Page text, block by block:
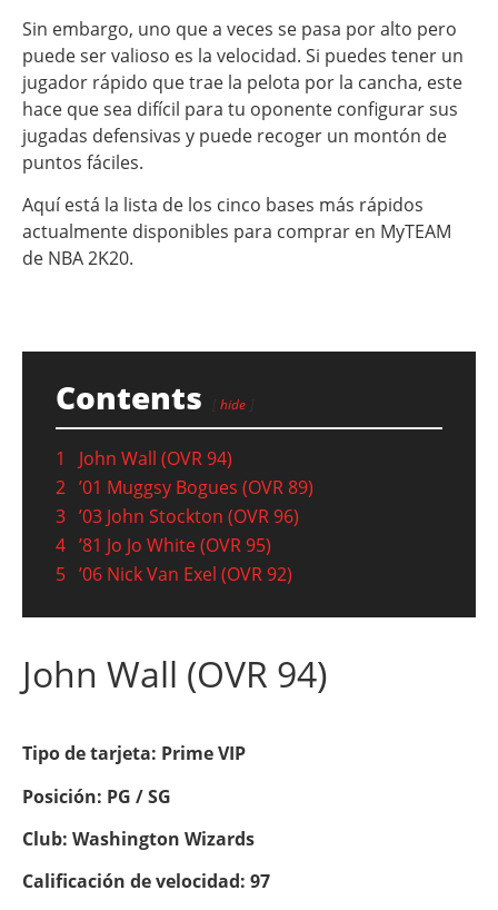
Sin embargo, uno que a veces se pasa por alto pero
puede ser valioso es la velocidad. Si puedes tener un
jugador rápido que trae la pelota por la cancha, este
hace que sea difícil para tu oponente configurar sus
jugadas defensivas y puede recoger un montón de
puntos fáciles.
Aquí está la lista de los cinco bases más rápidos
actualmente disponibles para comprar en MyTEAM
de NBA 2K20.
Contents hide
1
John Wall (OVR 94)
2 ’01 Muggsy Bogues (OVR 89)
3 ’03 John Stockton (OVR 96)
4 ’81 Jo Jo White (OVR 95)
5 ’06 Nick Van Exel (OVR 92)
John Wall (OVR 94)
Tipo de tarjeta: Prime VIP
Posición: PG / SG
Club: Washington Wizards
Calificación de velocidad: 97